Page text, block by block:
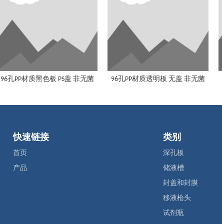
96孔PP材质黑色板 PS盖 非无菌 96孔PP材质透明板 无盖 非无菌
快速链接
首页
产品
类别
深孔板
储液槽
封盖和封膜
移液枪头
试剂瓶